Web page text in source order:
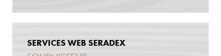
SERVICES WEB SERADEX